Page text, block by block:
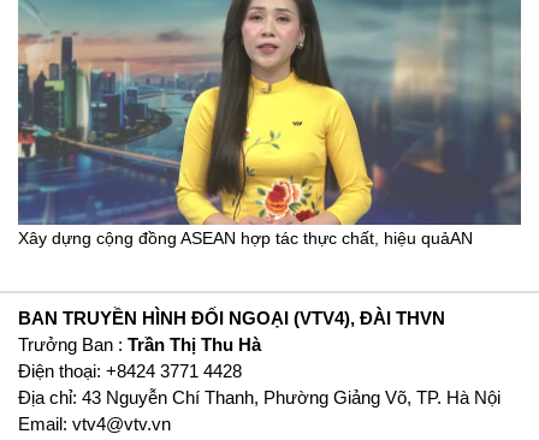
Xây dựng cộng đồng ASEAN hợp tác thực chất, hiệu quảAN
BAN TRUYỀN HÌNH ĐỐI NGOẠI (VTV4), ĐÀI THVN
Trưởng Ban : Trần Thị Thu Hà
Ðiện thoại: +8424 3771 4428
Địa chỉ: 43 Nguyễn Chí Thanh, Phường Giảng Võ, TP. Hà Nội
Email: vtv4@vtv.vn